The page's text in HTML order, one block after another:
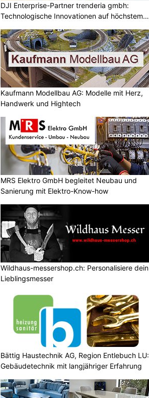
DJI Enterprise-Partner trenderia gmbh:
Technologische Innovationen auf höchstem
Kaufmann Modellbau AG: Modelle mit Herz,
Handwerk und Hightech
MRS Elektro GmbH begleitet Neubau und
Sanierung mit Elektro-Know-how
Wildhaus-messershop.ch: Personalisiere dein
Lieblingsmesser
Bättig Haustechnik AG, Region Entlebuch LU:
Gebäudetechnik mit langjähriger Erfahrung